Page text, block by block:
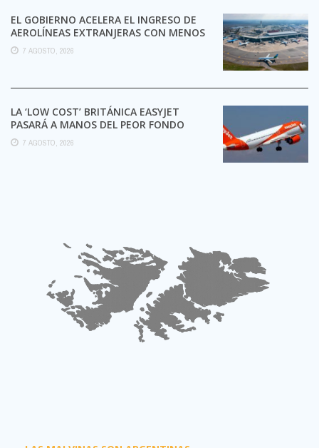
EL GOBIERNO ACELERA EL INGRESO DE
AEROLÍNEAS EXTRANJERAS CON MENOS
TRÁMITES
7 AGOSTO, 2026
LA ‘LOW COST’ BRITÁNICA EASYJET
PASARÁ A MANOS DEL PEOR FONDO
POSIBLE:
7 AGOSTO, 2026